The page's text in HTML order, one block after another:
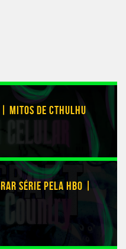
MITOS DE CTHULHU
SÉRIE PELA HBO |